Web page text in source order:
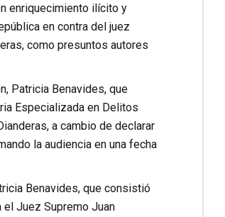
enriquecimiento ilícito y
en contra del juez
como presuntos autores
Patricia Benavides, que
Especializada en Delitos
a cambio de declarar
la audiencia en una fecha
Benavides, que consistió
Juez Supremo Juan